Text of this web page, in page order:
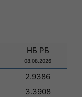
НБ РБ
08.08.2026
2.9386
3.3908